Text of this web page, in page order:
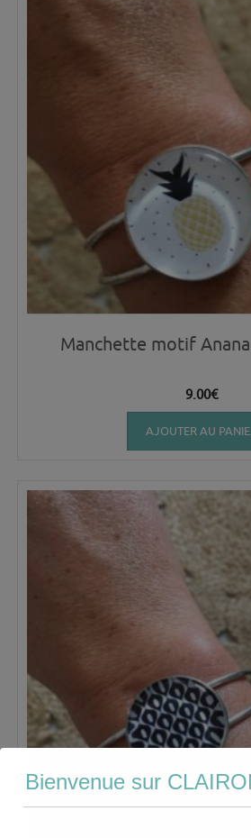
Manchette motif
9.00€
AJOUTER AU
Bienvenue sur